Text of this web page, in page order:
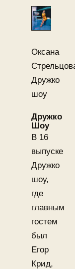
Оксана
Дружко
шоу
Дружко
Шоу
В 16
выпуске
Дружко
шоу,
где
главным
гостем
был
Егор
Крид,